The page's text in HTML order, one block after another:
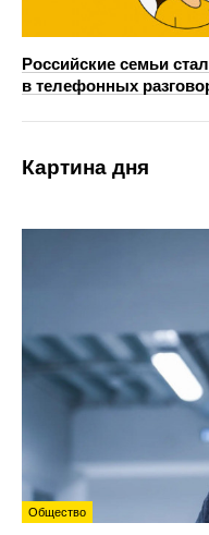
Российские семьи
в телефонных
Картина дня
Общество